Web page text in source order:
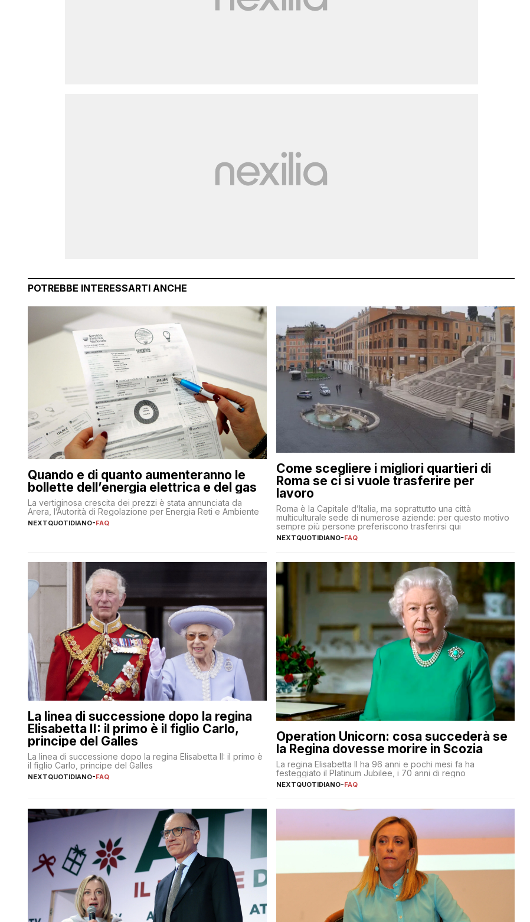
POTREBBE INTERESSARTI ANCHE
Quando e di quanto aumenteranno le
bollette dell’energia elettrica e del gas
La vertiginosa crescita dei prezzi è stata annunciata da
Arera, l’Autorità di Regolazione per Energia Reti e Ambiente
NEXTQUOTIDIANO-FAQ
Come scegliere i migliori quartieri di
Roma se ci si vuole trasferire per
lavoro
Roma è la Capitale d’Italia, ma soprattutto una città
multiculturale sede di numerose aziende: per questo motivo
sempre più persone preferiscono trasferirsi qui
NEXTQUOTIDIANO-FAQ
La linea di successione dopo la regina
Elisabetta II: il primo è il figlio Carlo,
principe del Galles
La linea di successione dopo la regina Elisabetta II: il primo è
il figlio Carlo, principe del Galles
NEXTQUOTIDIANO-FAQ
Operation Unicorn: cosa succederà se
la Regina dovesse morire in Scozia
La regina Elisabetta II ha 96 anni e pochi mesi fa ha
festeggiato il Platinum Jubilee, i 70 anni di regno
NEXTQUOTIDIANO-FAQ